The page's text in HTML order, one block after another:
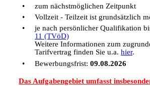
zum nächstmöglichen Zeitpunkt
Vollzeit - Teilzeit ist grundsätzlich
je nach persönlicher Qualifikation
11 (TVöD)
Weitere Informationen zum
Tarifvertrag finden Sie u.a.hier.
Bewerbungsfrist:09.08.2026
Das Aufgabengebiet umfasst